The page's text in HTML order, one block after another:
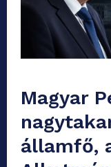
Magyar
államfő,